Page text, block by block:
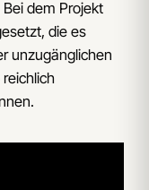
dem Projekt
die es
unzugänglichen